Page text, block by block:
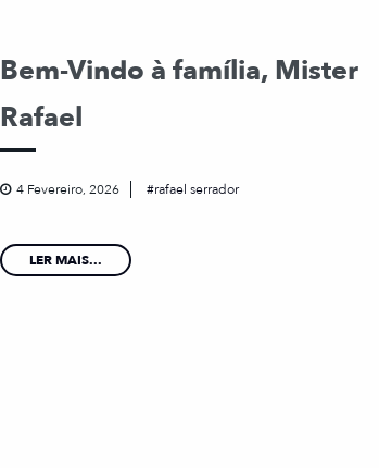
Bem-Vindo à família, Mister
Rafael
4 Fevereiro, 2026 rafael serrador
LER MAIS...